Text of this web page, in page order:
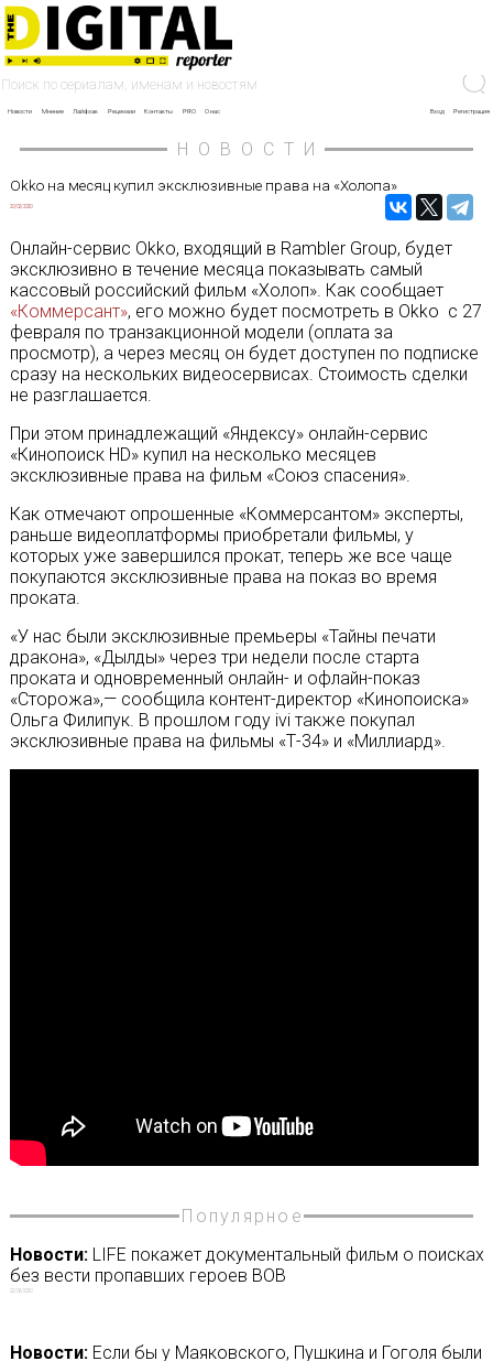
Новости Мнение Лайфхак Рецензии Контакты PRO О нас Вход Регистрация
НОВОСТИ
Okko на месяц купил эксклюзивные права на «Холопа»
20/02/2020
Онлайн-сервис Okko, входящий в Rambler Group, будет
эксклюзивно в течение месяца показывать самый
кассовый российский фильм «Холоп». Как сообщает
«Коммерсант», его можно будет посмотреть в Okko с 27
февраля по транзакционной модели (оплата за
просмотр), а через месяц он будет доступен по подписке
сразу на нескольких видеосервисах. Стоимость сделки
не разглашается.
При этом принадлежащий «Яндексу» онлайн-сервис
«Кинопоиск HD» купил на несколько месяцев
эксклюзивные права на фильм «Союз спасения».
Как отмечают опрошенные «Коммерсантом» эксперты,
раньше видеоплатформы приобретали фильмы, у
которых уже завершился прокат, теперь же все чаще
покупаются эксклюзивные права на показ во время
проката.
«У нас были эксклюзивные премьеры «Тайны печати
дракона», «Дылды» через три недели после старта
проката и одновременный онлайн- и офлайн-показ
«Сторожа»,— сообщила контент-директор «Кинопоиска»
Ольга Филипук. В прошлом году ivi также покупал
эксклюзивные права на фильмы «Т-34» и «Миллиард».
Популярное
Новости:LIFE покажет документальный фильм о поисках
без вести пропавших героев ВОВ
22/06/2020
Новости:Если бы у Маяковского, Пушкина и Гоголя были